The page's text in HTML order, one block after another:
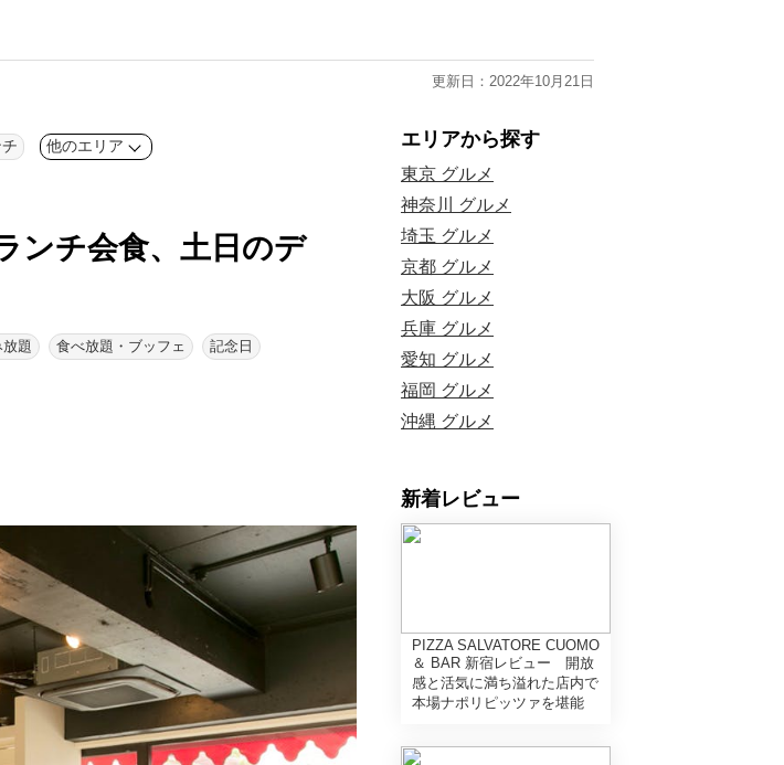
更新日：2022年10月21日
他のエリア
ンチ会食、土日のデ
題 食べ放題・ブッフェ 記念日
エリアから探す
東京 グルメ
神奈川 グルメ
埼玉 グルメ
京都 グルメ
大阪 グルメ
兵庫 グルメ
愛知 グルメ
福岡 グルメ
沖縄 グルメ
新着レビュー
PIZZA SALVATORE CUOMO
＆ BAR 新宿レビュー 開放
感と活気に満ち溢れた店内で
本場ナポリピッツァを堪能